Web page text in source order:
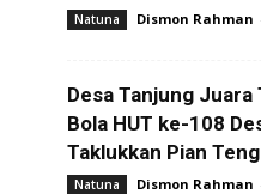
Natuna Dismon Rahman
Desa Tanjung
Bola HUT ke-108
Taklukkan Pian
Natuna Dismon Rahman